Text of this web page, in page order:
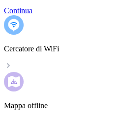
Continua
Cercatore di WiFi
Mappa offline